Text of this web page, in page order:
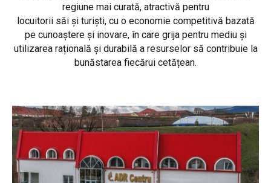
regiune mai curată, atractivă pentru
locuitorii săi și turiști, cu o economie competitivă bazată
pe cunoaștere și inovare, în care grija pentru mediu și
utilizarea rațională și durabilă a resurselor să contribuie la
bunăstarea fiecărui cetățean.